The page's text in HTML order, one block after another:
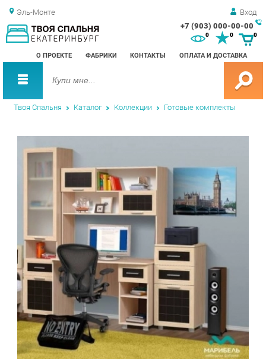
Эль-Монте Вход
+7 (903) 000-00-00
О ПРОЕКТЕ ФАБРИКИ КОНТАКТЫ ОПЛАТА И ДОСТАВКА
0 0
Твоя Спальня Каталог Коллекции Готовые комплекты
Добавить в избранное